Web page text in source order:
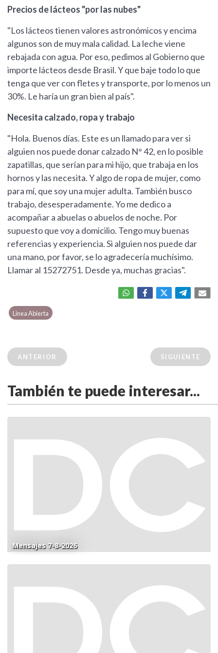
Precios de lácteos "por las nubes"
"Los lácteos tienen valores astronómicos y encima
algunos son de muy mala calidad. La leche viene
rebajada con agua. Por eso, pedimos al Gobierno que
importe lácteos desde Brasil. Y que baje todo lo que
tenga que ver con fletes y transporte, por lo menos un
30%. Le haría un gran bien al país".
Necesita calzado, ropa y trabajo
"Hola. Buenos días. Este es un llamado para ver si
alguien nos puede donar calzado N° 42, en lo posible
zapatillas, que serían para mi hijo, que trabaja en los
hornos y las necesita. Y algo de ropa de mujer, como
para mí, que soy una mujer adulta. También busco
trabajo, desesperadamente. Yo me dedico a
acompañar a abuelas o abuelos de noche. Por
supuesto que voy a domicilio. Tengo muy buenas
referencias y experiencia. Si alguien nos puede dar
una mano, por favor, se lo agradecería muchísimo.
Llamar al 15272751. Desde ya, muchas gracias".
Linea Abierta
ANTERIOR SIGUIENTE
También te puede interesar...
Mensajes 7-8-2026